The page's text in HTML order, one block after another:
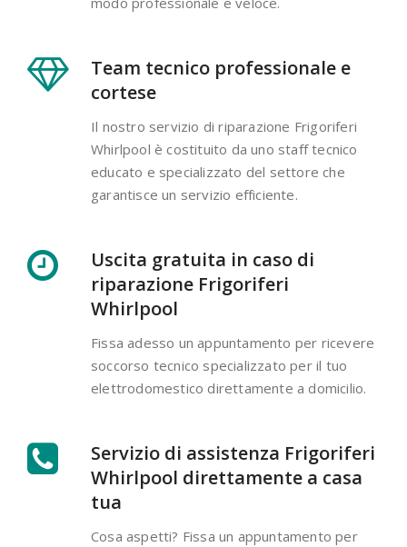
Team tecnico professionale e
cortese
Il nostro servizio di riparazione Frigoriferi
Whirlpool è costituito da uno staff tecnico
educato e specializzato del settore che
garantisce un servizio efficiente.
Uscita gratuita in caso di
riparazione Frigoriferi
Whirlpool
Fissa adesso un appuntamento per ricevere
soccorso tecnico specializzato per il tuo
elettrodomestico direttamente a domicilio.
Servizio di assistenza Frigoriferi
Whirlpool direttamente a casa
tua
Cosa aspetti? Fissa un appuntamento per